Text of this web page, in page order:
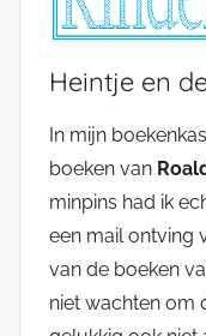
Heintje en
In mijn
boeken van
minpins had ik
een mail ontving
van de boeken
niet wachten om